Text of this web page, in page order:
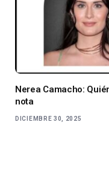
Nerea Camacho:
nota
DICIEMBRE 30, 2025